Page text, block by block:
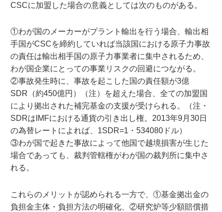
CSCに加盟した場合の意義としては次のものがある。
①わが国のメーカーがプラント輸出を行う場合、輸出相
手国がCSCを締約していれば当該国における原子力事故
の責任は輸出相手国の原子力事業者に集中されるため、
わが国企業にとっての事業リスクの回避につながる。
②事故発生時に、事故を起こした国の責任額が3億
SDR（約450億円）（注）を超えた場合、全ての加盟国
により拠出された補完基金の支援が受けられる。（注・
SDRはIMFにおける通貨の引き出し権。2013年9月30日
の為替レートによれば、1SDR=1・534080ドル）
③わが国で起きた事故によって他国で越境損害が生じた
場合であっても、裁判管轄権がわが国の裁判所に集中さ
れる。
これらのメリットが認められる一方で、①基金拠出金の
負担金主体・負担方法の明確化、②研究炉等少額賠償措